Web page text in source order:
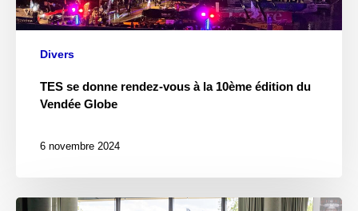
Divers
TES se donne rendez-vous à la 10ème édition du
Vendée Globe
6 novembre 2024